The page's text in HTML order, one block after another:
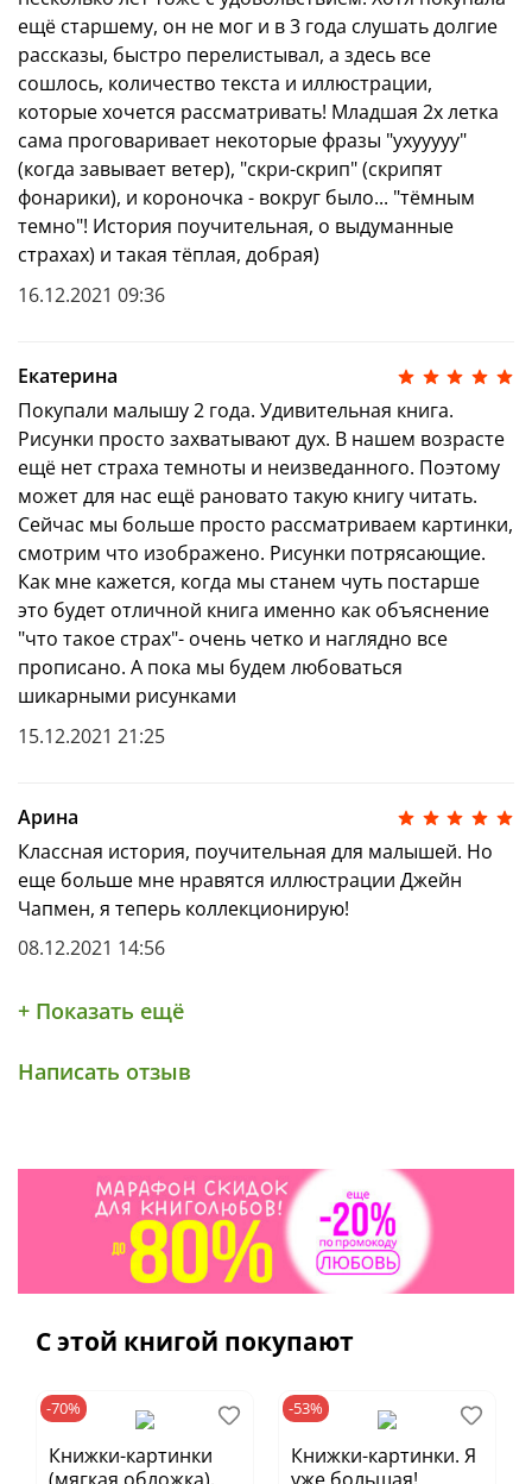
ещё старшему, он не мог и в 3 года слушать долгие
рассказы, быстро перелистывал, а здесь все
сошлось, количество текста и иллюстрации,
которые хочется рассматривать! Младшая 2х летка
сама проговаривает некоторые фразы "ухууууу"
(когда завывает ветер), "скри-скрип" (скрипят
фонарики), и короночка - вокруг было... "тёмным
темно"! История поучительная, о выдуманные
страхах) и такая тёплая, добрая)
16.12.2021 09:36
Екатерина
Покупали малышу 2 года. Удивительная книга.
Рисунки просто захватывают дух. В нашем возрасте
ещё нет страха темноты и неизведанного. Поэтому
может для нас ещё рановато такую книгу читать.
Сейчас мы больше просто рассматриваем картинки,
смотрим что изображено. Рисунки потрясающие.
Как мне кажется, когда мы станем чуть постарше
это будет отличной книга именно как объяснение
"что такое страх"- очень четко и наглядно все
прописано. А пока мы будем любоваться
шикарными рисунками
15.12.2021 21:25
Арина
Классная история, поучительная для малышей. Но
еще больше мне нравятся иллюстрации Джейн
Чапмен, я теперь коллекционирую!
08.12.2021 14:56
+ Показать ещё
Написать отзыв
С этой книгой покупают
-70%
Книжки-картинки
-53%
Книжки-картинки. Я